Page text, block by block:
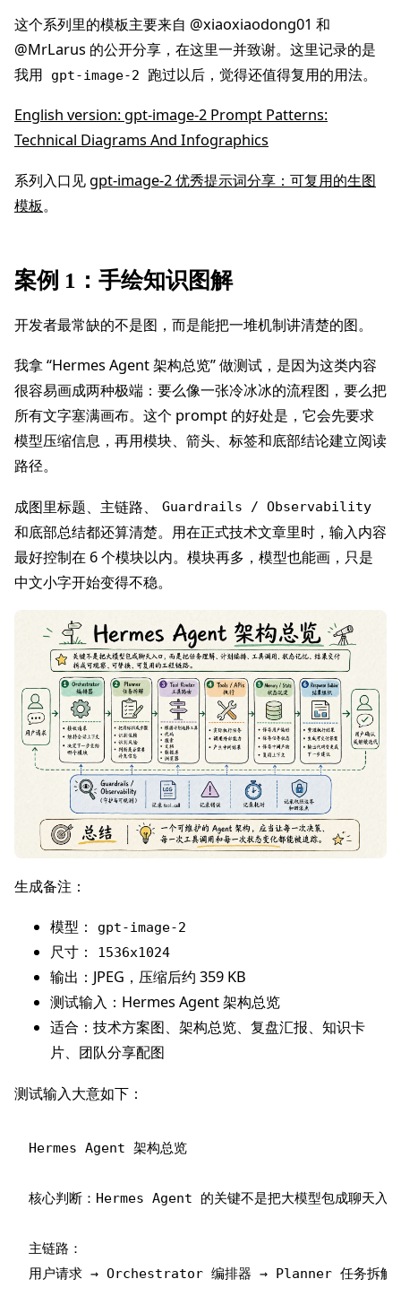
这个系列里的模板主要来自 @xiaoxiaodong01 和
@MrLarus 的公开分享，在这里一并致谢。这里记录的是
我用
gpt-image-2 跑过以后，觉得还值得复用的用法。
English version: gpt-image-2 Prompt Patterns:
Technical Diagrams And Infographics
系列入口见 gpt-image-2 优秀提示词分享：可复用的生图
模板。
案例 1：手绘知识图解
开发者最常缺的不是图，而是能把一堆机制讲清楚的图。
我拿 “Hermes Agent 架构总览” 做测试，是因为这类内容
很容易画成两种极端：要么像一张冷冰冰的流程图，要么把
所有文字塞满画布。这个 prompt 的好处是，它会先要求
模型压缩信息，再用模块、箭头、标签和底部结论建立阅读
路径。
成图里标题、主链路、 Guardrails / Observability
和底部总结都还算清楚。用在正式技术文章里时，输入内容
最好控制在 6 个模块以内。模块再多，模型也能画，只是
中文小字开始变得不稳。
生成备注：
模型： gpt-image-2
尺寸： 1536x1024
输出：JPEG，压缩后约 359 KB
测试输入：Hermes Agent 架构总览
适合：技术方案图、架构总览、复盘汇报、知识卡
片、团队分享配图
测试输入大意如下：
Hermes Agent 架构总览
核心判断：Hermes Agent 的关键不是把大模型包成聊天入
主链路：
用户请求 → Orchestrator 编排器 → Planner 任务拆